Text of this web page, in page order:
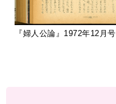
『婦人公論』1972年12月号